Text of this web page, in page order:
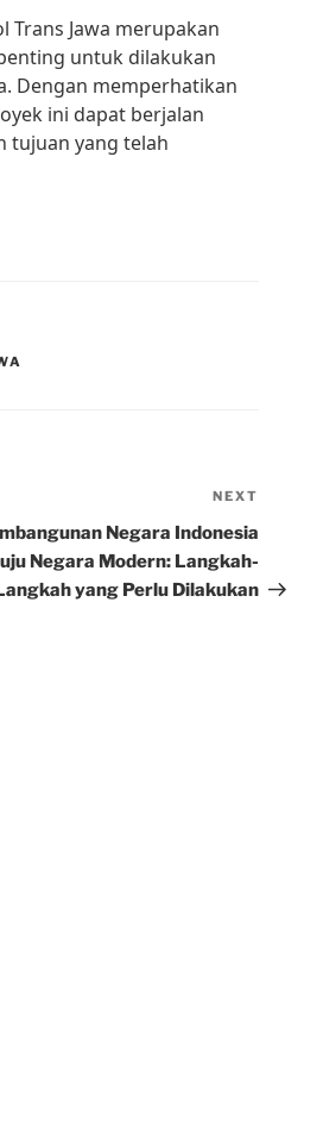
Trans Jawa merupakan
untuk dilakukan
Dengan memperhatikan
ini dapat berjalan
tujuan yang telah
NEXT
Negara Indonesia
Negara Modern: Langkah-
yang Perlu Dilakukan